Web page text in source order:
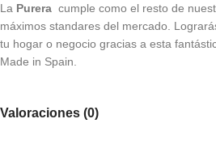
La Purera cumple como el resto de
máximos standares del mercado.
tu hogar o negocio gracias a esta
Made in Spain.
Valoraciones (0)